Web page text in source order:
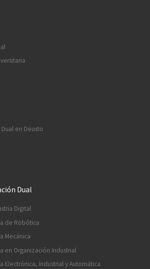
en Deusto
Dual
Digital
de Robótica
Mecánica
en Organización Industrial
Electrónica, Industrial y Automática